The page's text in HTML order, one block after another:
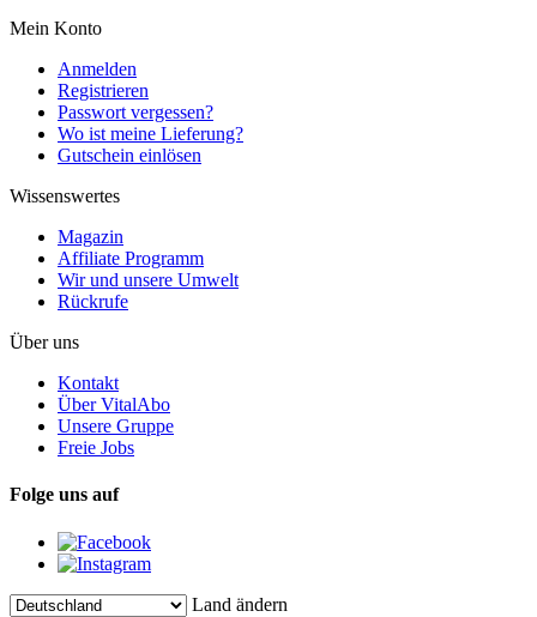
Mein Konto
Anmelden
Registrieren
Passwort vergessen?
Wo ist meine Lieferung?
Gutschein einlösen
Wissenswertes
Magazin
Affiliate Programm
Wir und unsere Umwelt
Rückrufe
Über uns
Kontakt
Über VitalAbo
Unsere Gruppe
Freie Jobs
Folge uns auf
Land ändern